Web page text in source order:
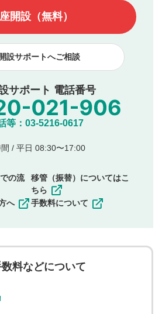
。各動画コンテンツへの掲載をもっ
たします。ご了承ください。
と判断された投稿内容は、掲載を
ざいます。
ンツとは無関係の内容の投稿
中傷や差別的表現投稿
する内容の投稿
電話番号など個人を特定できる情報の
の誘導や営利目的、広告・宣伝を目
商標、著作権、その他の知的財産
不適切と判断した投稿
よびコメントの変更・削除はできま
とします。また、利用者は、コメント
を行使しないことに同意します。利
ントは、当社サービスの広告・宣伝、
開設（無料）
設サポートへご相談
サポート 電話番号
等：03-5216-0617
/ 平日 08:30〜17:00
の流
へ
移管（振替）についてはこ
ちら
手数料について
料などについて